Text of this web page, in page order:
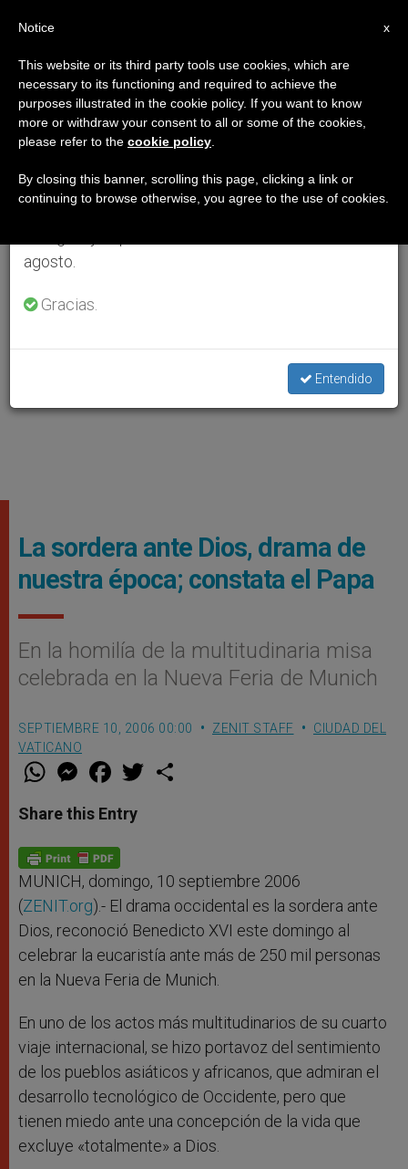
La sordera ante Dios, drama de
nuestra época; constata el Papa
En la homilía de la multitudinaria misa
celebrada en la Nueva Feria de Munich
SEPTIEMBRE 10, 2006 00:00 ZENIT STAFF
CIUDAD DEL
VATICANO
W
t
s
p
p
M
e
s
e
g
e
r
F
a
e
b
o
k
w
Share this Entry
MUNICH, domingo, 10 septiembre 2006
(ZENIT.org).- El drama occidental es la sordera ante
Dios, reconoció Benedicto XVI este domingo al
celebrar la eucaristía ante más de 250 mil personas
en la Nueva Feria de Munich.
En uno de los actos más multitudinarios de su cuarto
viaje internacional, se hizo portavoz del sentimiento
de los pueblos asiáticos y africanos, que admiran el
desarrollo tecnológico de Occidente, pero que
tienen miedo ante una concepción de la vida que
excluye «totalmente» a Dios.
×
Aviso importante
Del 27 de julio al 7 de agosto haremos la pausa
anual, aprovechando que en el periodo de verano
se generan menos informaciones y también el
agosto.
Gracias.
Entendido
x
Notice
This website or its third party tools use cookies, which are
necessary to its functioning and required to achieve the
purposes illustrated in the cookie policy. If you want to know
more or withdraw your consent to all or some of the cookies,
please refer to the cookie policy
By closing this banner, scrolling this page, clicking a link or
continuing to browse otherwise, you agree to the use of cookies.